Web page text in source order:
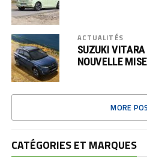
ACTUALITÉS
SUZUKI
NOUVELLE
MORE
CATÉGORIES ET MARQUES